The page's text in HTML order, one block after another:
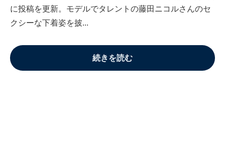
に投稿を更新。モデルでタレントの藤田ニコルさんのセ
クシーな下着姿を披...
続きを読む